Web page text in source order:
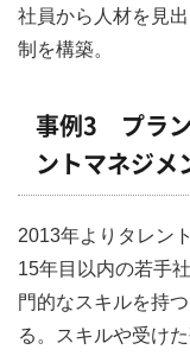
社員から人材を見
制を構築。
事例3 プラン
ントマネジメ
2013年よりタレン
15年目以内の若手
門的なスキルを持
る。スキルや受け